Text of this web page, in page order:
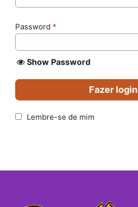
Password *
Show Password
Fazer login
Lembre-se de mim